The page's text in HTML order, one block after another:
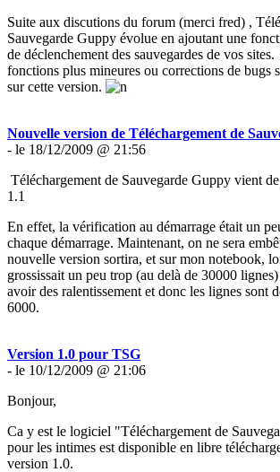
Suite aux discutions du forum (merci fred) ,
Sauvegarde Guppy évolue en ajoutant une
de déclenchement des sauvegardes de vos
fonctions plus mineures ou corrections de bugs
sur cette version.
Nouvelle version de Téléchargement de
- le 18/12/2009 @ 21:56
Téléchargement de Sauvegarde Guppy vient
1.1
En effet, la vérification au démarrage était un
chaque démarrage. Maintenant, on ne sera
nouvelle version sortira, et sur mon notebook,
grossissait un peu trop (au delà de 30000
avoir des ralentissement et donc les lignes sont
6000.
Version 1.0 pour TSG
- le 10/12/2009 @ 21:06
Bonjour,
Ca y est le logiciel "Téléchargement de
pour les intimes est disponible en libre
version 1.0.